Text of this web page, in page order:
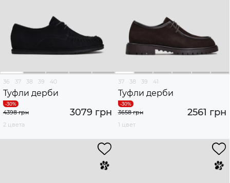
36 37 38 39 40
Туфли дерби
3079 грн
4398 грн
2 цвета
37 38 39 41
Туфли дерби
2561 грн
3658 грн
1 цвет